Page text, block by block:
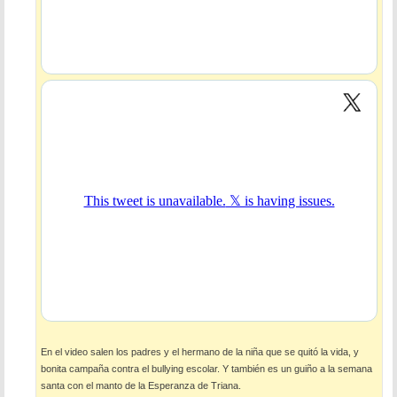
En el video salen los padres y el hermano de la niña que se quitó la vida, y
bonita campaña contra el bullying escolar. Y también es un guiño a la semana
santa con el manto de la Esperanza de Triana.